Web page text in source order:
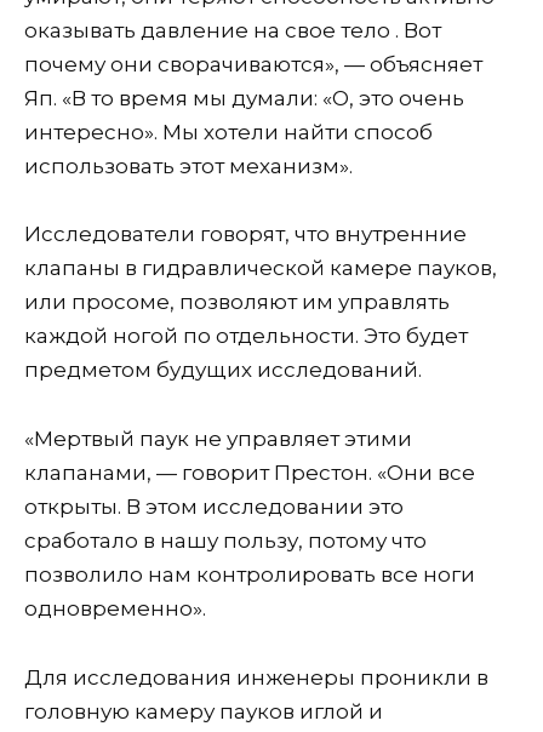
оказывать давление на свое тело . Вот
почему они сворачиваются», — объясняет
Яп. «В то время мы думали: «О, это очень
интересно». Мы хотели найти способ
использовать этот механизм».
Исследователи говорят, что внутренние
клапаны в гидравлической камере пауков,
или просоме, позволяют им управлять
каждой ногой по отдельности. Это будет
предметом будущих исследований.
«Мертвый паук не управляет этими
клапанами, — говорит Престон. «Они все
открыты. В этом исследовании это
сработало в нашу пользу, потому что
позволило нам контролировать все ноги
одновременно».
Для исследования инженеры проникли в
головную камеру пауков иглой и